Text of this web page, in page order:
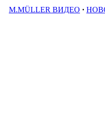
M.MÜLLER ВИДЕО ·